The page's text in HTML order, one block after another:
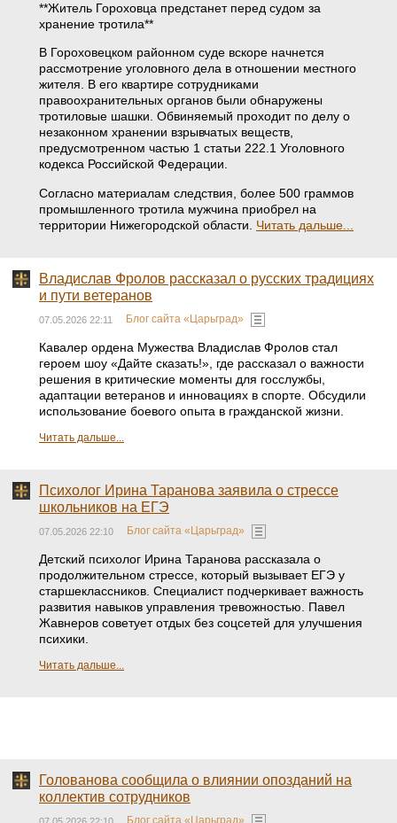
**Житель Гороховца предстанет перед судом за
хранение тротила**
В Гороховецком районном суде вскоре начнется
рассмотрение уголовного дела в отношении местного
жителя. В его квартире сотрудниками
правоохранительных органов были обнаружены
тротиловые шашки. Обвиняемый проходит по делу о
незаконном хранении взрывчатых веществ,
предусмотренном частью 1 статьи 222.1 Уголовного
кодекса Российской Федерации.
Согласно материалам следствия, более 500 граммов
промышленного тротила мужчина приобрел на
территории Нижегородской области. Читать дальше...
Владислав Фролов рассказал о русских традициях
и пути ветеранов
07.05.2026 22:11 Блог сайта «Царьград»
Кавалер ордена Мужества Владислав Фролов стал
героем шоу «Дайте сказать!», где рассказал о важности
решения в критические моменты для госслужбы,
адаптации ветеранов и инновациях в спорте. Обсудили
использование боевого опыта в гражданской жизни.
Читать дальше...
Психолог Ирина Таранова заявила о стрессе
школьников на ЕГЭ
07.05.2026 22:10 Блог сайта «Царьград»
Детский психолог Ирина Таранова рассказала о
продолжительном стрессе, который вызывает ЕГЭ у
старшеклассников. Специалист подчеркивает важность
развития навыков управления тревожностью. Павел
Жавнеров советует отдых без соцсетей для улучшения
психики.
Читать дальше...
Голованова сообщила о влиянии опозданий на
коллектив сотрудников
07.05.2026 22:10 Блог сайта «Царьград»